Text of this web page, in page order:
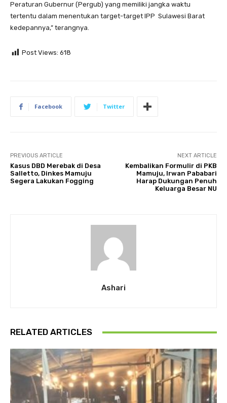
Peraturan Gubernur (Pergub) yang memiliki jangka waktu
tertentu dalam menentukan target-target IPP Sulawesi Barat
kedepannya,” terangnya.
Post Views: 618
Facebook Twitter
PREVIOUS ARTICLE
Kasus DBD Merebak di Desa
Salletto, Dinkes Mamuju
Segera Lakukan Fogging
NEXT ARTICLE
Kembalikan Formulir di PKB
Mamuju, Irwan Pababari
Harap Dukungan Penuh
Keluarga Besar NU
Ashari
RELATED ARTICLES